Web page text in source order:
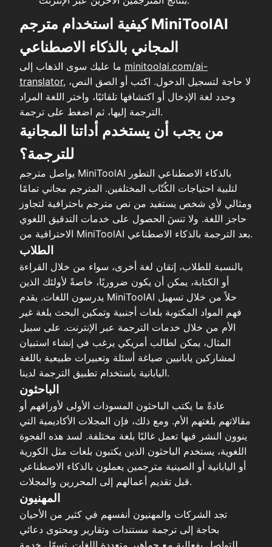
كيفية استخدام مترجم MiniToolAI
المجاني بالذكاء الاصطناعي
ما عليك سوى الذهاب إلى minitoolai.com/ai-
translator, لا حاجة لتسجيل الدخول. اكتب أو الصق النص،
وحدد لغة الإدخال أو اكتشافها تلقائيًا، واختر اللغة المراد
الترجمة إليها، ثم اضغط على ترجمة.
من يجب أن يستخدم أداتنا المجانية
للترجمة؟
يواصل مترجم MiniToolAI بالذكاء الاصطناعي التطور
لتلبية احتياجات الكُتّاب المختلفين. المترجم مجاني تمامًا
ومثالي لأي شخص يستفيد من نص مترجم باحترافية لتجاوز
حاجز اللغة. ولا تنسَ الحصول على خدمات التدقيق اللغوي
الاحترافية من MiniToolAI بعد الترجمة بالذكاء الاصطناعي.
الطلاب
بالنسبة للطلاب، إتقان لغة أخرى، سواء من خلال القراءة
أو الكتابة، يمكن أن يكون ضروريًا، خاصةً لأولئك الذين
يدرسون اللغات. يقدم MiniToolAI حلاً من خلال تسهيل
فهم المواد المكتوبة بلغات أجنبية وتمكين البحث بلغة غير
الأم من خلال خدمات الترجمة عبر الإنترنت. على سبيل
المثال، يمكن لطالب أمريكي يرغب في إنشاء استبيان
لمشاركين يابانيين صياغة أسئلة وتعبيرات طبيعية باللغة
اليابانية باستخدام تطبيق الترجمة لدينا.
الباحثون
عادةً ما يكتب الباحثون المسودات الأولى لأوراقهم أو
مقالاتهم بلغتهم الأم. ومع ذلك، فإن المجلات الأكاديمية التي
ينوون النشر فيها تعمل غالبًا بلغة مختلفة. لسد هذه الفجوة
اللغوية، يستخدم الباحثون الذين يكتبون بلغات مثل الكورية
أو اليابانية أو الصينية مترجمين يعملون بالذكاء الاصطناعي
قبل تقديم أعمالهم إلى المحررين والمجلات.
المهنيون
تجد الشركات والمهنيون أنفسهم في كثير من الأحيان
بحاجة إلى ترجمة مستندات وتقارير ومحتوى دعائي